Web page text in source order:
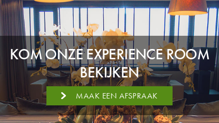
KOM ONZE EXPERIENCE ROOM
BEKIJKEN
MAAK EEN AFSPRAAK